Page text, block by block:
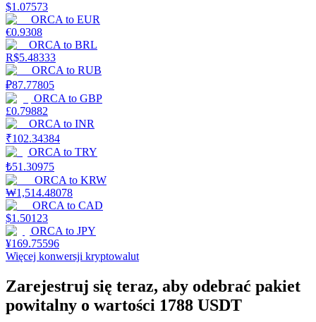
Stawianie
Wysokie zyski i natychmiastowy dostęp
Launchpool
Elastyczne stawianie zakładów, aby zarabiać na popularnych
$1.07573
ORCA to EUR
€0.9308
ORCA to BRL
R$5.48333
ORCA to RUB
₽87.77805
ORCA to GBP
£0.79882
ORCA to INR
₹102.34384
ORCA to TRY
₺51.30975
ORCA to KRW
₩1,514.48078
ORCA to CAD
$1.50123
ORCA to JPY
¥169.75596
Więcej konwersji kryptowalut
Zarejestruj się teraz, aby odebrać pakiet
powitalny o wartości 1788 USDT